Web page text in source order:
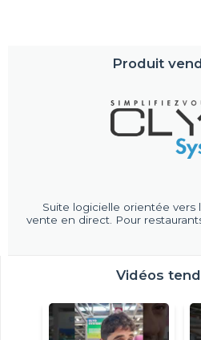
Produit
Suite logicielle orientée vers
vente en direct. Pour
Vidéos